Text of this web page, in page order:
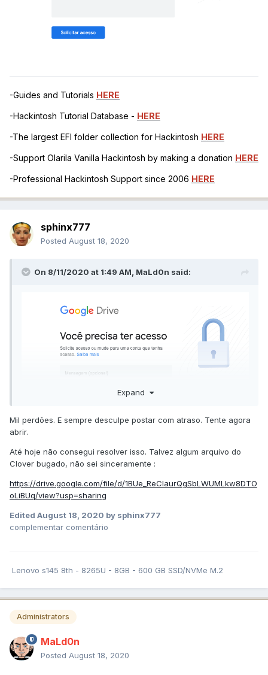
-Guides and Tutorials HERE
-Hackintosh Tutorial Database - HERE
-The largest EFI folder collection for Hackintosh HERE
-Support Olarila Vanilla Hackintosh by making a donation HERE
-Professional Hackintosh Support since 2006 HERE
sphinx777
Posted August 18, 2020
On 8/11/2020 at 1:49 AM, MaLd0n said:
Expand
Mil perdões. E sempre desculpe postar com atraso. Tente agora
abrir.
Até hoje não consegui resolver isso. Talvez algum arquivo do
Clover bugado, não sei sinceramente :
https://drive.google.com/file/d/1BUe_ReCIaurQgSbLWUMLkw8DTO
oLiBUq/view?usp=sharing
Edited August 18, 2020 by sphinx777
complementar comentário
Lenovo s145 8th - 8265U - 8GB - 600 GB SSD/NVMe M.2
Administrators
MaLd0n
Posted August 18, 2020